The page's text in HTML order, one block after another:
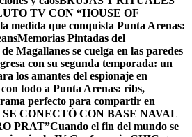
TV CON “HOUSE OF
medida que conquista Punta Arenas:
Memorias Pintadas del
Magallanes se cuelga en las paredes
con su segunda temporada: un
los amantes del espionaje en
todo a Punta Arenas: ribs,
perfecto para compartir en
CONECTÓ CON BASE NAVAL
PRAT”Cuando el fin del mundo se